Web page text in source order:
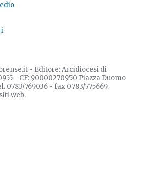
- Editore: Arcidiocesi di
- CF: 90000270950 Piazza Duomo
0783/769036 - fax 0783/775669.
web.